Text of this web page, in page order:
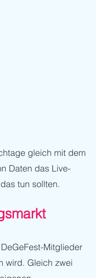
gleich mit dem
Daten das Live-
tun sollten.
Mitglieder
wird. Gleich zwei